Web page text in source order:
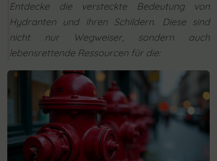
Entdecke die versteckte Bedeutung von
Hydranten und ihren Schildern. Diese sind
nicht nur Wegweiser, sondern auch
lebensrettende Ressourcen für die: